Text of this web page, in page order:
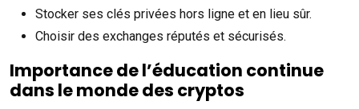
Stocker ses clés privées hors ligne et en lieu sûr.
Choisir des exchanges réputés et sécurisés.
Importance de l’éducation continue
dans le monde des cryptos